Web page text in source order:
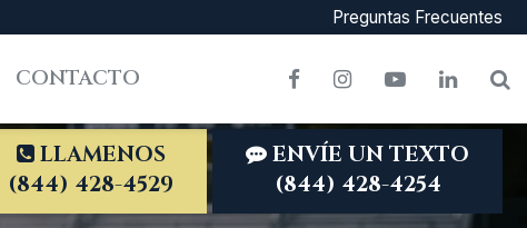
Preguntas Frecuentes
FacebookInstagram
YouTube
CONTACTO
LLAMENOS
(844) 428-4529
ENVÍE UN TEXTO
(844) 428-4254